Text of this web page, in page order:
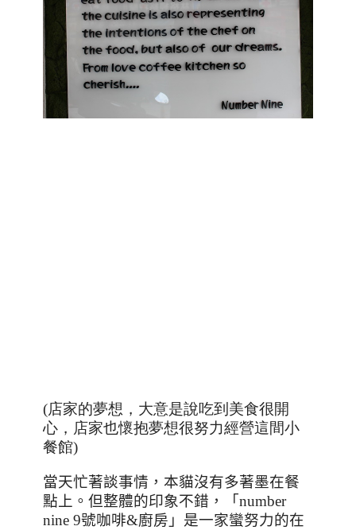
(店家的夢想，大意是說吃到美食很開
心，店家也懷抱夢想很努力經營這間小
餐館)
當天忙著談事情，本貓沒有多著墨在餐
點上。但整體的印象不錯，「 number
nine 9號咖啡&廚房」是一家蠻努力的在